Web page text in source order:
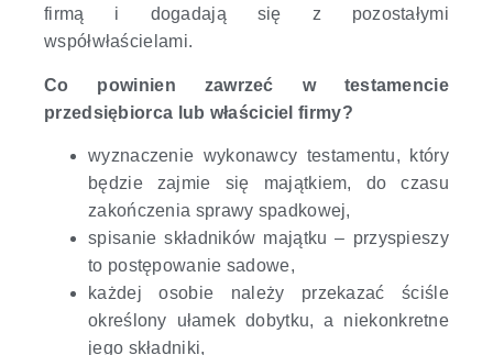
firmą i dogadają się z pozostałymi
współwłaścielami.
Co powinien zawrzeć w testamencie
przedsiębiorca lub właściciel firmy?
wyznaczenie wykonawcy testamentu, który
będzie zajmie się majątkiem, do czasu
zakończenia sprawy spadkowej,
spisanie składników majątku – przyspieszy
to postępowanie sadowe,
każdej osobie należy przekazać ściśle
określony ułamek dobytku, a niekonkretne
jego składniki,